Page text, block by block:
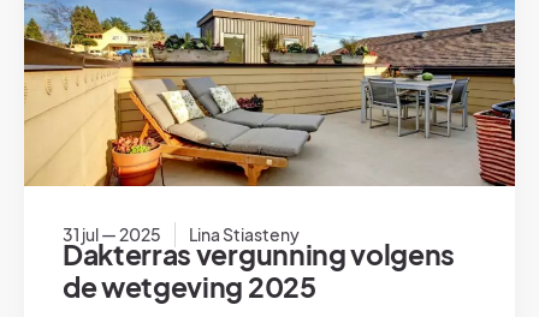
31 jul — 2025 Lina Stiasteny
Dakterras vergunning volgens
de wetgeving 2025